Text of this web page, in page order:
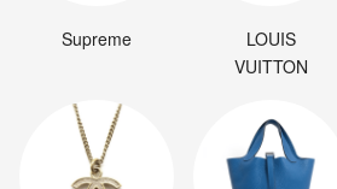
Supreme
LOUIS
VUITTON